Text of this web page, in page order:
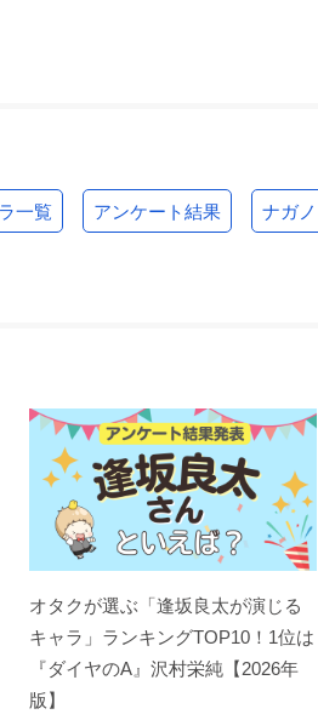
一覧 アンケート結果 ナガノ
オタクが選ぶ「逢坂良太が演じる
キャラ」ランキングTOP10！1位は
『ダイヤのA』沢村栄純【2026年
版】